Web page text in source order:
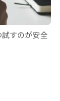
すのが安全